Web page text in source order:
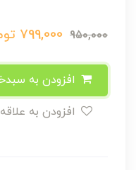
950,000
799,000